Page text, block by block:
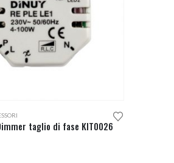
taglio di fase KIT0026